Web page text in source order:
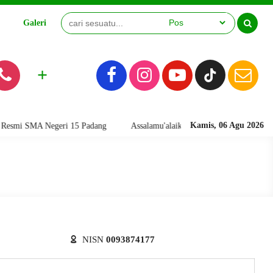
Galeri Video
+
Kamis, 06 Agu 2026
SMA Negeri 15 Padang Assalamu'alaikum warahmatullahi
NISN 0093874177